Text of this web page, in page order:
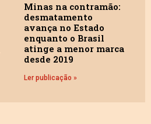
Minas na contramão:
desmatamento
avança no Estado
enquanto o Brasil
atinge a menor marca
desde 2019
Ler publicação »